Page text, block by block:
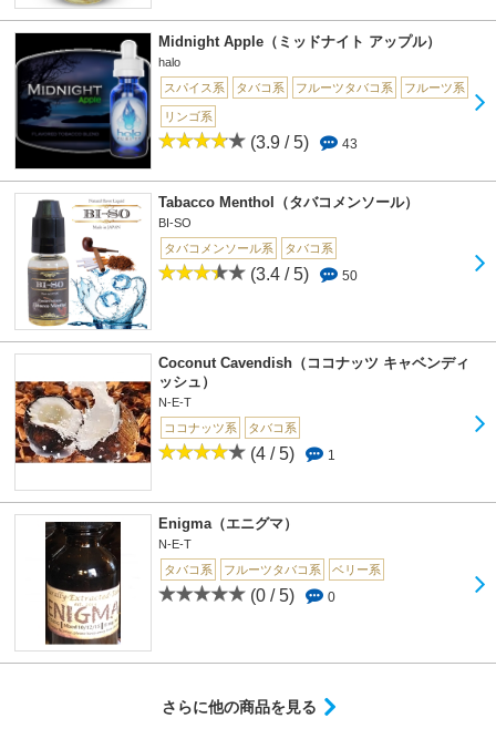
Midnight Apple（ミッドナイト アップル）
halo
スパイス系
タバコ系 フルーツタバコ系 フルーツ系
リンゴ系
(3.9 / 5) 43
Tabacco Menthol（タバコメンソール）
BI-SO
タバコメンソール系
タバコ系
(3.4 / 5) 50
Coconut Cavendish（ココナッツ キャベンディ
ッシュ）
N-E-T
ココナッツ系
タバコ系
(4 / 5) 1
Enigma（エニグマ）
N-E-T
タバコ系
フルーツタバコ系 ベリー系
(0 / 5) 0
さらに他の商品を見る